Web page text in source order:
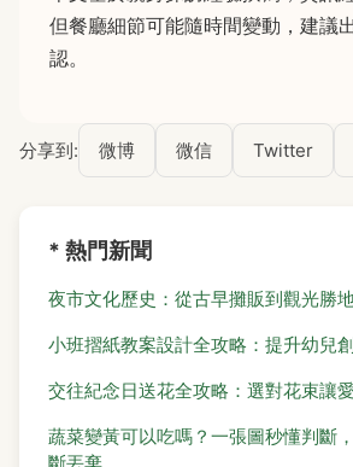
但餐廳細節可能隨時間變動，建議
認。
分享到: 微博 微信 Twitter
* 熱門新聞
夜市文化歷史：從古早攤販到觀光勝
小班摺紙教案設計全攻略：提升幼兒
交往紀念日送花全攻略：選對花束讓
蔬菜變黃可以吃嗎？一張圖秒懂判斷